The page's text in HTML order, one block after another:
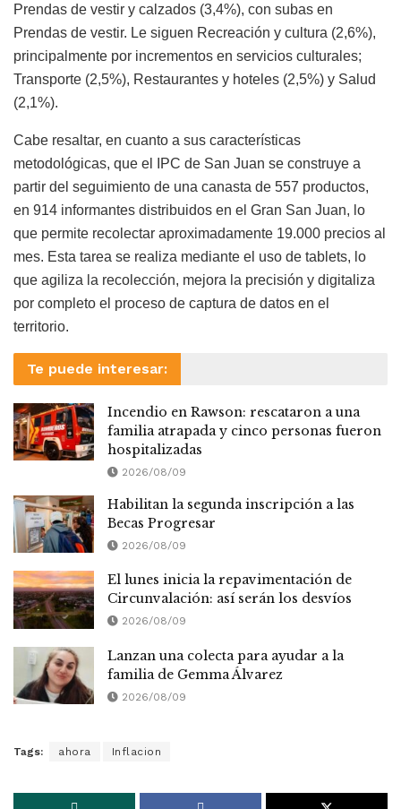
Prendas de vestir y calzados (3,4%), con subas en
Prendas de vestir. Le siguen Recreación y cultura (2,6%),
principalmente por incrementos en servicios culturales;
Transporte (2,5%), Restaurantes y hoteles (2,5%) y Salud
(2,1%).
Cabe resaltar, en cuanto a sus características
metodológicas, que el IPC de San Juan se construye a
partir del seguimiento de una canasta de 557 productos,
en 914 informantes distribuidos en el Gran San Juan, lo
que permite recolectar aproximadamente 19.000 precios al
mes. Esta tarea se realiza mediante el uso de tablets, lo
que agiliza la recolección, mejora la precisión y digitaliza
por completo el proceso de captura de datos en el
territorio.
Te puede interesar:
Incendio en Rawson: rescataron a una
familia atrapada y cinco personas fueron
hospitalizadas
2026/08/09
Habilitan la segunda inscripción a las
Becas Progresar
2026/08/09
El lunes inicia la repavimentación de
Circunvalación: así serán los desvíos
2026/08/09
Lanzan una colecta para ayudar a la
familia de Gemma Álvarez
2026/08/09
Tags: ahora Inflacion